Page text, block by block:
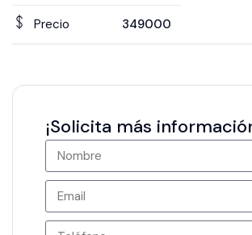
Precio 349000
¡Solicita más